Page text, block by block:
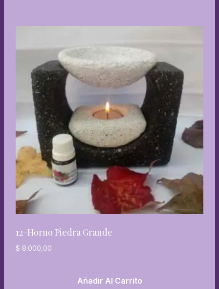
12-Horno Piedra Grande
$ 8.000,00
Añadir Al Carrito